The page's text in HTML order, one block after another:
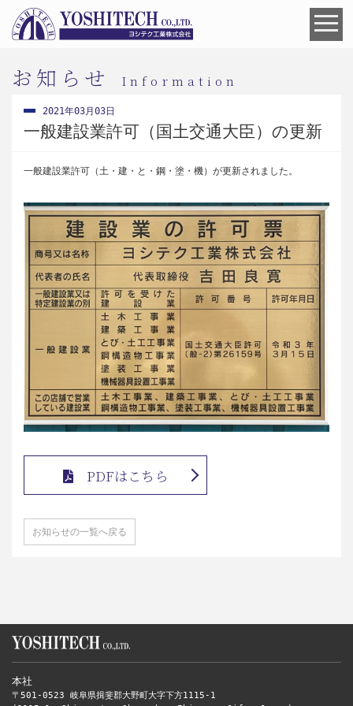
お知らせ Information
2021年03月03日
一般建設業許可（国土交通大臣）の更新
一般建設業許可（土・建・と・鋼・塗・機）が更新されました。
PDFはこちら
お知らせの一覧へ戻る
本社
〒501-0523 岐阜県揖斐郡大野町大字下方1115-1